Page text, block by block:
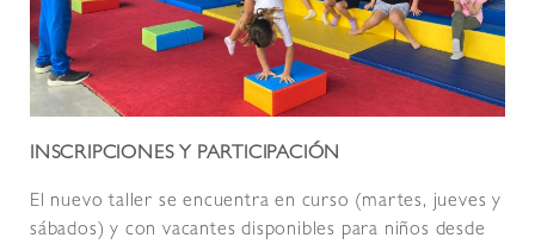
INSCRIPCIONES Y PARTICIPACIÓN
El nuevo taller se encuentra en curso (martes, jueves y
sábados) y con vacantes disponibles para niños desde